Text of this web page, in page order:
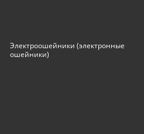
Электроошейники (электронные
ошейники)